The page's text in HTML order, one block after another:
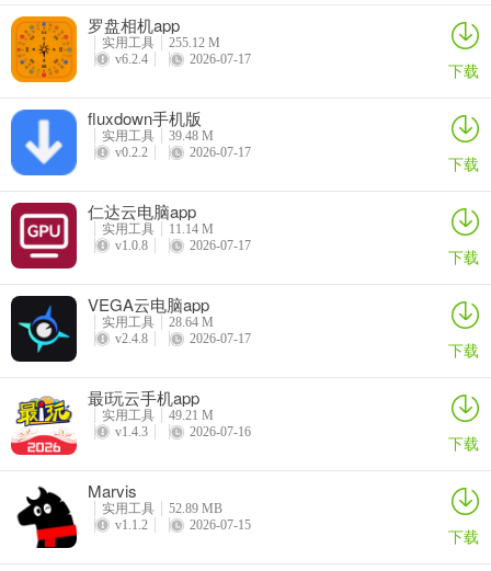
6、上锁的软件会显示在前面，点击已上锁的标识就能给软件解锁。
罗盘相机app
实用工具
255.12 M
v6.2.4
2026-07-17 下载
fluxdown手机版
实用工具
39.48 M
v0.2.2
2026-07-17 下载
仁达云电脑app
实用工具
11.14 M
v1.0.8
2026-07-17 下载
VEGA云电脑app
实用工具
28.64 M
v2.4.8
2026-07-17 下载
最i玩云手机app
实用工具
49.21 M
v1.4.3
2026-07-16 下载
Marvis
实用工具
52.89 MB
v1.1.2
2026-07-15 下载